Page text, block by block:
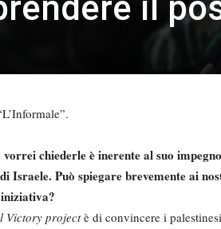
il
chiederle è inerente al suo
Israele. Può spiegare brevemente ai
Victory projectè di convincere i